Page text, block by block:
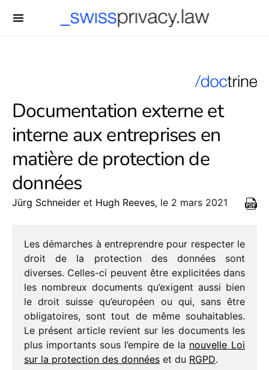
Documentation externe et
interne aux entreprises en
matière de protection de
données
Jürg Schneider et Hugh Reeves, le 2 mars 2021
Les démarches à entre­prendre pour respec­ter le
droit de la protec­tion des données sont
diverses. Celles-ci peuvent être expli­ci­tées dans
les nombreux docu­ments qu’exigent aussi bien
le droit suisse qu’européen ou qui, sans être
obli­ga­toires, sont tout de même souhai­tables.
Le présent article revient sur les docu­ments les
plus impor­tants sous l’empire de la nouvelle Loi
sur la protec­tion des données et du RGPD.